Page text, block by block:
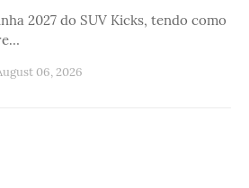
2027 do SUV Kicks, tendo como
06, 2026